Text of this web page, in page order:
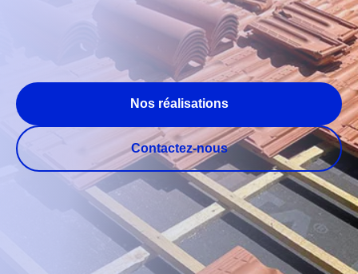
Nos réalisations
Contactez-nous